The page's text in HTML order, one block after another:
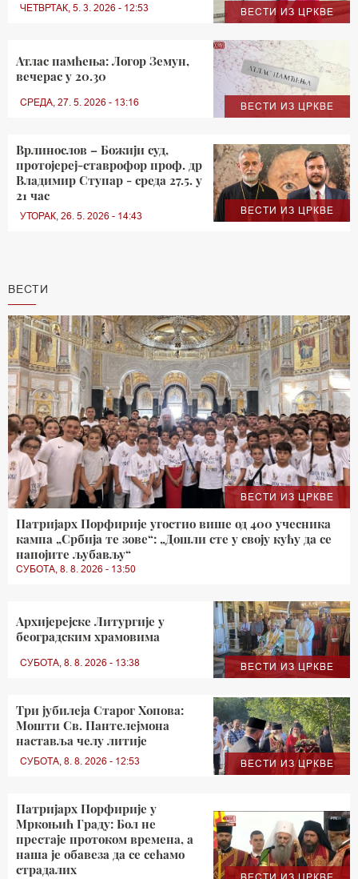
ВЕСТИ ИЗ ЦРКВЕ
ЧЕТВРТАК, 5. 3. 2026 - 12:53
ВЕСТИ ИЗ ЦРКВЕ
Атлас памћења: Логор Земун,
вечерас у 20.30
СРЕДА, 27. 5. 2026 - 13:16
ВЕСТИ ИЗ ЦРКВЕ
Врлинослов – Божији суд,
протојереј-ставрофор проф. др
Владимир Ступар - среда 27.5. у
21 час
УТОРАК, 26. 5. 2026 - 14:43
ВЕСТИ
ВЕСТИ ИЗ ЦРКВЕ
Патријарх Порфирије угостио више од 400 учесника
кампа „Србија те зове“: „Дошли сте у своју кућу да се
напојите љубављу“
СУБОТА, 8. 8. 2026 - 13:50
ВЕСТИ ИЗ ЦРКВЕ
Архијерејске Литургије у
београдским храмовима
СУБОТА, 8. 8. 2026 - 13:38
ВЕСТИ ИЗ ЦРКВЕ
Три јубилеја Старог Хопова:
Мошти Св. Пантелејмона
наставља челу литије
СУБОТА, 8. 8. 2026 - 12:53
Патријарх Порфирије у
Мркоњић Граду: Бол не
престаје протоком времена, а
наша је обавеза да се сећамо
страдалих